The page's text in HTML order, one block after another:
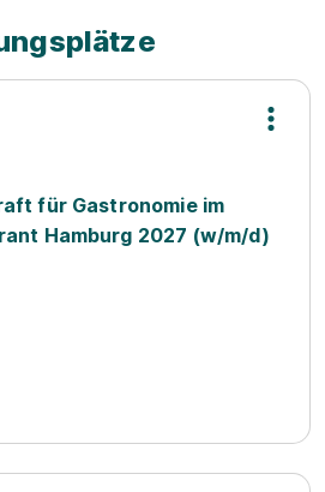
für Gastronomie im
Hamburg 2027 (w/m/d)